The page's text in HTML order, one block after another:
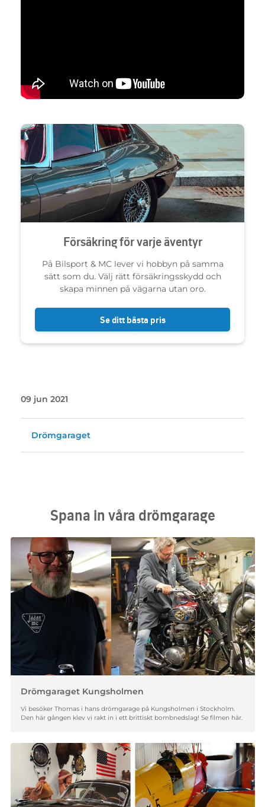
Försäkring för varje äventyr
På Bilsport & MC lever vi hobbyn på samma
sätt som du. Välj rätt försäkringsskydd och
skapa minnen på vägarna utan oro.
Se ditt bästa pris
09 jun 2021
Drömgaraget
Spana in våra drömgarage
Drömgaraget Kungsholmen
Vi besöker Thomas i hans drömgarage på Kungsholmen i Stockholm.
Den här gången klev vi rakt in i ett brittiskt bombnedslag! Se filmen här.